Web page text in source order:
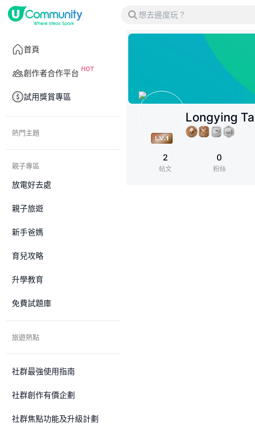
首頁
創作者合作平台
試用獎賞專區
熱門主題
親子專區
放電好去處
親子旅遊
新手爸媽
育兒攻略
升學教育
免費試題庫
旅遊熱點
社群最強使用指南
社群創作有價企劃
社群焦點功能及升級計劃
Longying
2
帖文
0
粉絲